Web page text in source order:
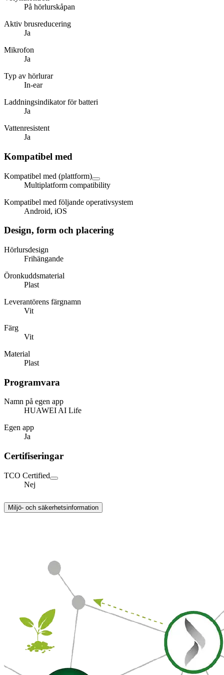
På hörlurskåpan
Aktiv brusreducering
Ja
Mikrofon
Ja
Typ av hörlurar
In-ear
Laddningsindikator för batteri
Ja
Vattenresistent
Ja
Kompatibel med
Kompatibel med (plattform)
Multiplatform compatibility
Kompatibel med följande operativsystem
Android, iOS
Design, form och placering
Hörlursdesign
Frihängande
Öronkuddsmaterial
Plast
Leverantörens färgnamn
Vit
Färg
Vit
Material
Plast
Programvara
Namn på egen app
HUAWEI AI Life
Egen app
Ja
Certifiseringar
TCO Certified
Nej
Miljö- och säkerhetsinformation